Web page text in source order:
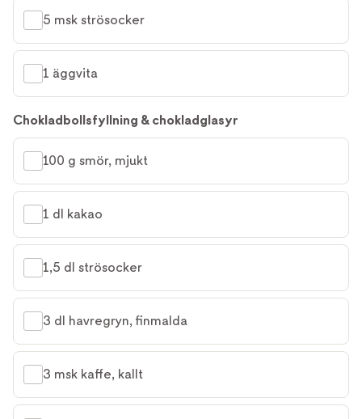
5 msk strösocker
1 äggvita
Chokladbollsfyllning & chokladglasyr
100 g smör, mjukt
1 dl kakao
1,5 dl strösocker
3 dl havregryn, finmalda
3 msk kaffe, kallt